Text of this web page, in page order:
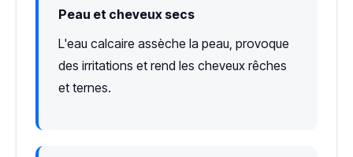
Peau et cheveux secs
L'eau calcaire assèche la peau, provoque
des irritations et rend les cheveux rêches
et ternes.